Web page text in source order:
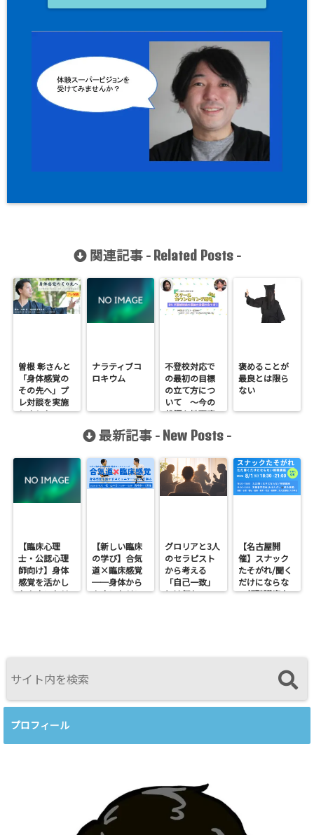
関連記事 - Related Posts-
曽根 彰さんと
「身体感覚の
その先へ」プ
レ対談を実施
しました
ナラティブコ
ロキウム
不登校対応で
の最初の目標
の立て方につ
いて 〜今の
状況を地下室
てで見てみ
褒めることが
最良とは限ら
ない
最新記事 - New Posts -
【臨床心理
士・公認心理
師向け】身体
感覚を活かし
たカウンセリ
【新しい臨床
の学び】合気
道×臨床感覚
──身体から
カウンセリン
グロリアと3人
のセラピスト
から考える
「自己一致」
とは何か──
【名古屋開
催】スナック
たそがれ/聞く
だけにならな
い傾聴講座
プロフィール